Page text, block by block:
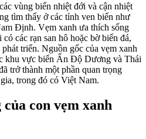
vùng biển nhiệt đới và cận nhiệt
tìm thấy ở các tỉnh ven biển như
Định. Vẹm xanh ưa thích sống
các rạn san hô hoặc bờ biển đá,
triển. Nguồn gốc của vẹm xanh
khu vực biển Ấn Độ Dương và Thái
trở thành một phần quan trọng
trong đó có Việt Nam.
con vẹm xanh